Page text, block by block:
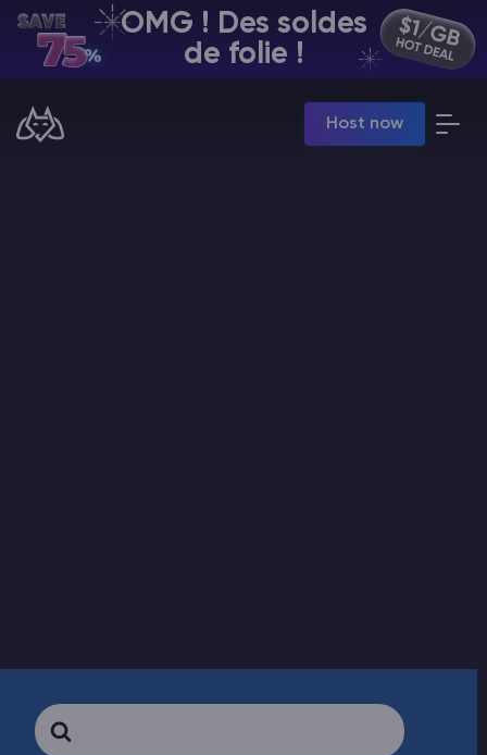
OMG ! Des soldes
de folie !
Host now
FR | USD
Manage your servers & payments
Search
For